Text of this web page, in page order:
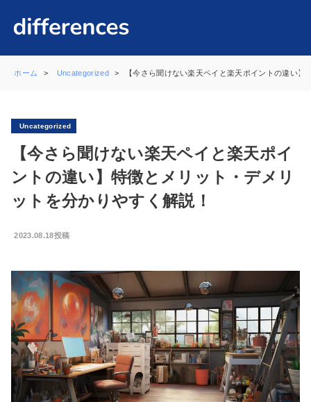
ホーム Uncategorized 【今さら聞けない楽天ペイと楽天ポイントの違い
Uncategorized
【今さら聞けない楽天ペイと楽天ポイ
ントの違い】特徴とメリット・デメリ
ットを分かりやすく解説！
2023.08.18投稿